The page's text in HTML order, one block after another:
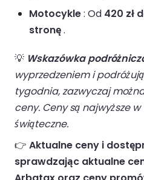
Motocykle: Od 420 zł
stronę.
💡 Wskazówka
wyprzedzeniem i
tygodnia, zazwyczaj
ceny. Ceny są najwyższe
świąteczne.
👉 Aktualne ceny i
sprawdzając aktualne